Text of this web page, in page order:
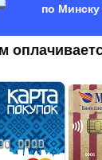
по Минску